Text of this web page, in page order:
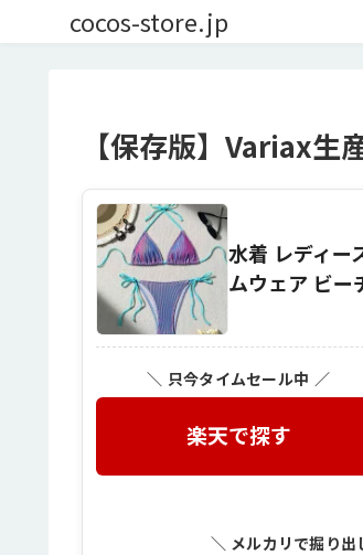
cocos-store.jp
【保存版】Variax生
水着 レディー
ムウェア ビー
＼ 只今タイムセール中 ／
楽天で探す
＼ メルカリで掘り出